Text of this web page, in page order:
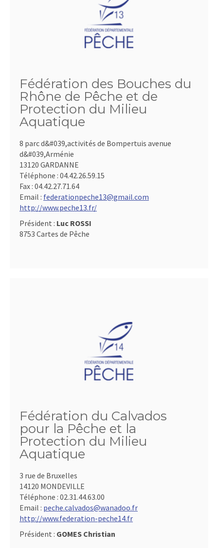
Fédération des Bouches du
Rhône de Pêche et de
Protection du Milieu
Aquatique
8 parc d&#039,activités de Bompertuis avenue
d&#039,Arménie
13120 GARDANNE
Téléphone : 04.42.26.59.15
Fax : 04.42.27.71.64
Email : federationpeche13@gmail.com
http://www.peche13.fr/
Président : Luc ROSSI
8753 Cartes de Pêche
Fédération du Calvados
pour la Pêche et la
Protection du Milieu
Aquatique
3 rue de Bruxelles
14120 MONDEVILLE
Téléphone : 02.31.44.63.00
Email : peche.calvados@wanadoo.fr
http://www.federation-peche14.fr
Président : GOMES Christian